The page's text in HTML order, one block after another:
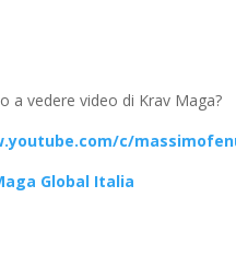
a vedere video di Krav Maga?
c/
Global Italia